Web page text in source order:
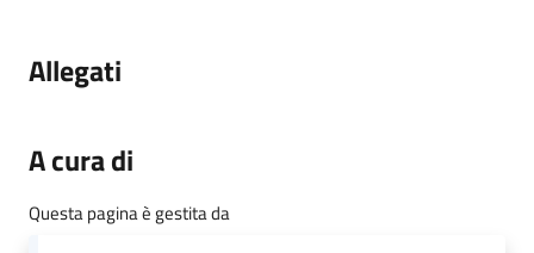
Allegati
A cura di
Questa pagina è gestita da